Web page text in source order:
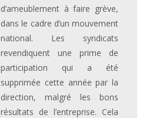
d’ameublement à faire grève,
dans le cadre d’un mouvement
national. Les syndicats
revendiquent une prime de
participation qui a été
supprimée cette année par la
direction, malgré les bons
résultats de l’entreprise. Cela